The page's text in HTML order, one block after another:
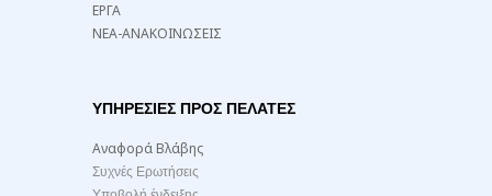
ΕΡΓΑ
ΝΕΑ-ΑΝΑΚΟΙΝΩΣΕΙΣ
ΥΠΗΡΕΣΙΕΣ ΠΡΟΣ ΠΕΛΑΤΕΣ
Αναφορά Βλάβης
Συχνές Ερωτήσεις